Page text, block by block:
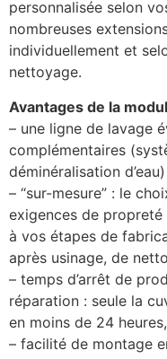
personnalisée selon
nombreuses
individuellement et
nettoyage.
Avantages de la
– une ligne de lavage
complémentaires
déminéralisation
– “sur-mesure” : le
exigences de
à vos étapes de
après usinage, de
– temps d’arrêt de
réparation : seule la
en moins de 24 heures,
– facilité de montage